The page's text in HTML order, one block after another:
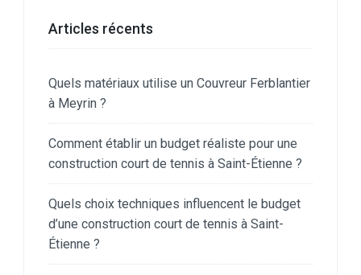
Articles récents
Quels matériaux utilise un Couvreur Ferblantier
à Meyrin ?
Comment établir un budget réaliste pour une
construction court de tennis à Saint-Étienne ?
Quels choix techniques influencent le budget
d’une construction court de tennis à Saint-
Étienne ?